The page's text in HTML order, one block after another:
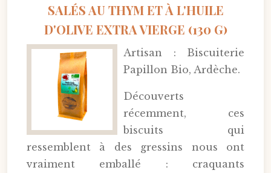
SALÉS AU THYM ET À L'HUILE
D'OLIVE EXTRA VIERGE (130 G)
Artisan : Biscuiterie
Papillon Bio, Ardèche.
Découverts
récemment, ces
biscuits qui
ressemblent à des gressins nous ont
vraiment emballé : craquants